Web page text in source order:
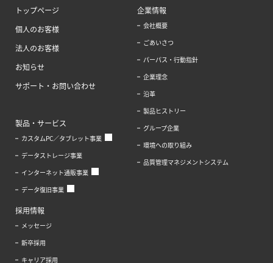
トップページ
個人のお客様
法人のお客様
お知らせ
サポート・お問い合わせ
製品・サービス
カスタムPC／タブレット事業
データストレージ事業
インターネット通販事業
データ復旧事業
企業情報
会社概要
ごあいさつ
パーパス・行動指針
企業理念
沿革
製品ヒストリー
グループ企業
環境への取り組み
品質管理マネジメントシステム
採用情報
メッセージ
新卒採用
キャリア採用